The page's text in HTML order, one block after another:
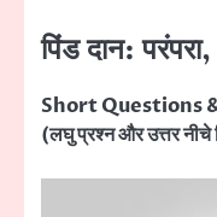
पिंड दान:
Short Questions
(लघु प्रश्न और उत्तर नीचे